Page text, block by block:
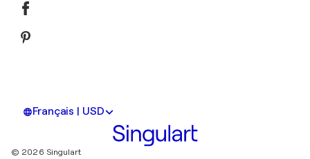
Français | USD
© 2026 Singulart